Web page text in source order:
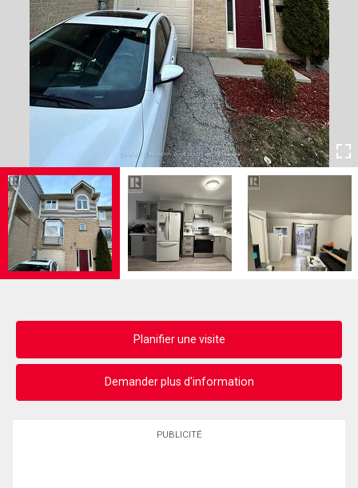
Planifier une visite
Demander plus d'information
PUBLICITÉ